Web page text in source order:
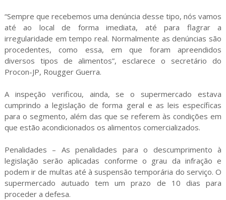
“Sempre que recebemos uma denúncia desse tipo, nós vamos
até ao local de forma imediata, até para flagrar a
irregularidade em tempo real. Normalmente as denúncias são
procedentes, como essa, em que foram apreendidos
diversos tipos de alimentos”, esclarece o secretário do
Procon-JP, Rougger Guerra.
A inspeção verificou, ainda, se o supermercado estava
cumprindo a legislação de forma geral e as leis específicas
para o segmento, além das que se referem às condições em
que estão acondicionados os alimentos comercializados.
Penalidades – As penalidades para o descumprimento à
legislação serão aplicadas conforme o grau da infração e
podem ir de multas até à suspensão temporária do serviço. O
supermercado autuado tem um prazo de 10 dias para
proceder a defesa.